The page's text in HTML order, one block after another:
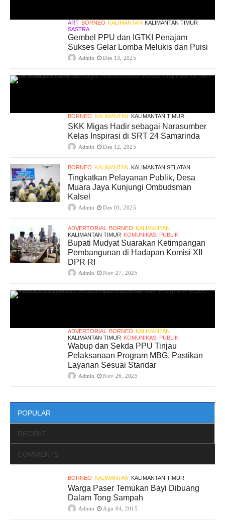
ART BORNEO KALIMANTAN KALIMANTAN TIMUR
SASTRA
Gembel PPU dan IGTKI Penajam
Sukses Gelar Lomba Melukis dan Puisi
Admin Des 13, 2025
BORNEO KALIMANTAN KALIMANTAN TIMUR
SKK Migas Hadir sebagai Narasumber
Kelas Inspirasi di SRT 24 Samarinda
Admin Des 12, 2025
BORNEO KALIMANTAN KALIMANTAN SELATAN
Tingkatkan Pelayanan Publik, Desa
Muara Jaya Kunjungi Ombudsman
Kalsel
Admin Des 01, 2025
ADVERTORIAL BORNEO KALIMANTAN
KALIMANTAN TIMUR KOMUNIKASI PUBLIK
Bupati Mudyat Suarakan Ketimpangan
Pembangunan di Hadapan Komisi XII
DPR RI
Admin Nov 27, 2025
ADVERTORIAL BORNEO KALIMANTAN
KALIMANTAN TIMUR KOMUNIKASI PUBLIK
Wabup dan Sekda PPU Tinjau
Pelaksanaan Program MBG, Pastikan
Layanan Sesuai Standar
Admin Nov 26, 2025
POPULAR
RECENT
COMMENTS
BORNEO KALIMANTAN KALIMANTAN TIMUR
Warga Paser Temukan Bayi Dibuang
Dalam Tong Sampah
Admin Agu 04, 2015